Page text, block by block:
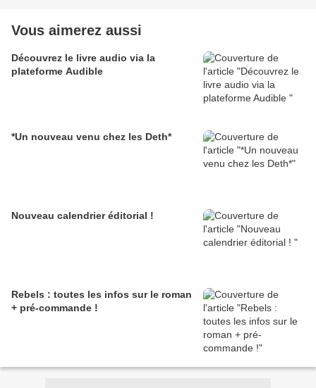
Vous aimerez aussi
Découvrez le livre audio via la
plateforme Audible
*Un nouveau venu chez les Deth*
Nouveau calendrier éditorial !
Rebels : toutes les infos sur le roman
+ pré-commande !